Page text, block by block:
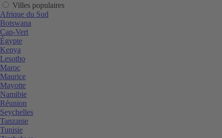
Villes populaires
Afrique du Sud
Botswana
Cap-Vert
Égypte
Kenya
Lesotho
Maroc
Maurice
Mayotte
Namibie
Réunion
Seychelles
Tanzanie
Tunisie